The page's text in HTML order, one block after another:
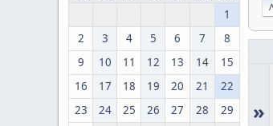
1
2
3 4 5 6 7
8
9
10 11 12 13 14
15
16
17 18 19 20 21
22
23
24 25 26 27 28
29
»